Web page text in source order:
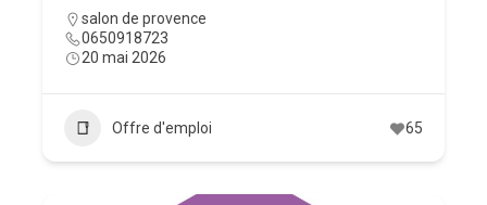
salon de provence
0650918723
20 mai 2026
Offre d'emploi 65